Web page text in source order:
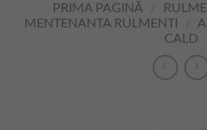
PRIMA PAGINĂ
MENTENANTA RULMENTI
CALD